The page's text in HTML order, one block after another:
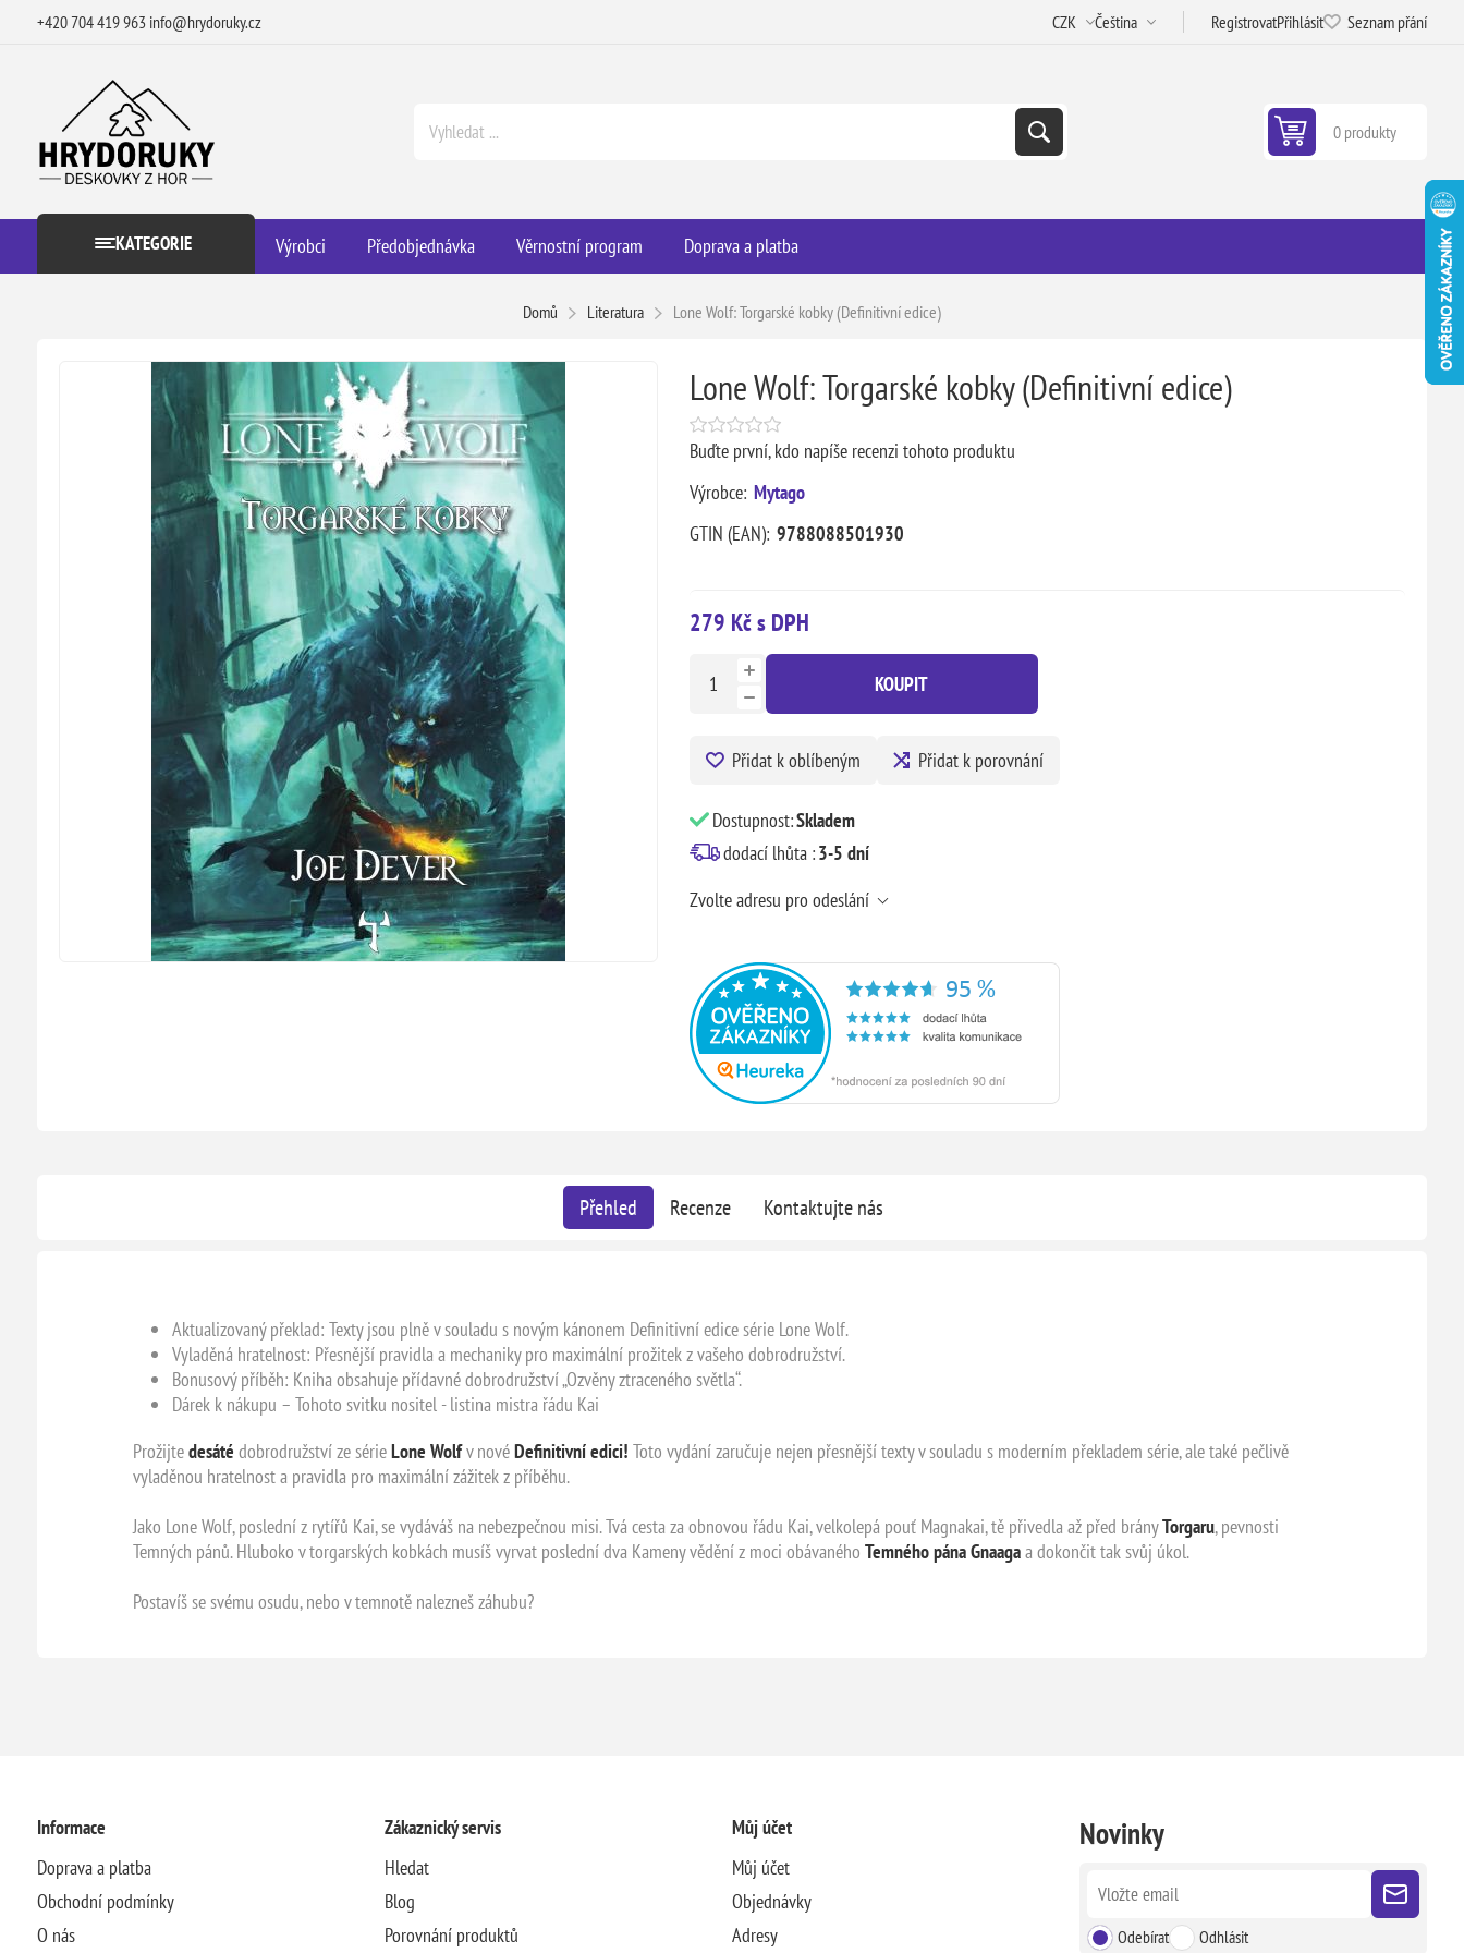
+420 704 419 963 info@hrydoruky.cz RegistrovatPřihlásit Seznam přání
0 produkty
KATEGORIE Výrobci Předobjednávka Věrnostní program Doprava a platba
Domů Literatura Lone Wolf: Torgarské kobky (Definitivní edice)
Lone Wolf: Torgarské kobky (Definitivní edice)
Buďte první, kdo napíše recenzi tohoto produktu
Výrobce: Mytago
GTIN (EAN): 9788088501930
279 Kč s DPH
KOUPIT
Přidat k oblíbeným Přidat k porovnání
Dostupnost:Skladem
dodací lhůta :3-5 dní
Zvolte adresu pro odeslání
Přehled Recenze Kontaktujte nás
Aktualizovaný překlad: Texty jsou plně v souladu s novým kánonem Definitivní edice série Lone Wolf.
Vyladěná hratelnost: Přesnější pravidla a mechaniky pro maximální prožitek z vašeho dobrodružství.
Bonusový příběh: Kniha obsahuje přídavné dobrodružství „Ozvěny ztraceného světla“.
Dárek k nákupu – Tohoto svitku nositel - listina mistra řádu Kai
Prožijtedesáté dobrodružství ze sérieLone Wolfv novéDefinitivní edici! Toto vydání zaručuje nejen přesnější texty v souladu s moderním překladem série, ale také pečlivě
vyladěnou hratelnost a pravidla pro maximální zážitek z příběhu.
Jako Lone Wolf, poslední z rytířů Kai, se vydáváš na nebezpečnou misi. Tvá cesta za obnovou řádu Kai, velkolepá pouť Magnakai, tě přivedla až před brányTorgaru, pevnosti
Temných pánů. Hluboko v torgarských kobkách musíš vyrvat poslední dva Kameny vědění z moci obávaného Temného pána Gnaagaa dokončit tak svůj úkol.
Postavíš se svému osudu, nebo v temnotě nalezneš záhubu?
Informace
Doprava a platba
Obchodní podmínky
O nás
Zákaznický servis
Hledat
Blog
Porovnání produktů
Můj účet
Můj účet
Objednávky
Adresy
Novinky
Odebírat Odhlásit